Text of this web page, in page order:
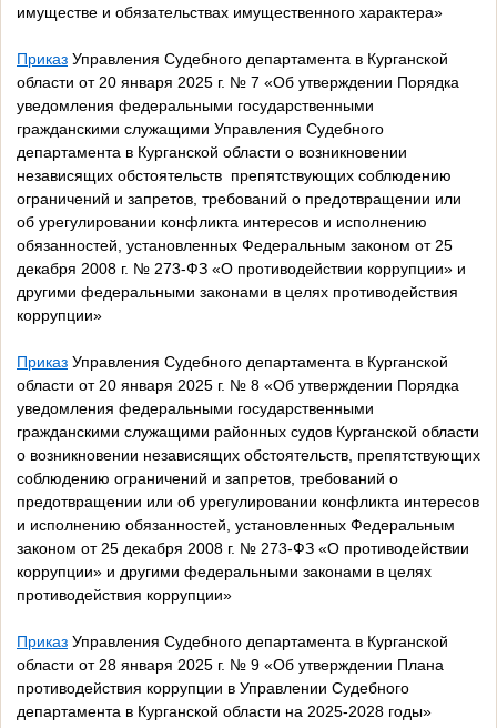
имуществе и обязательствах имущественного характера»
Приказ Управления Судебного департамента в Курганской
области от 20 января 2025 г. № 7 «Об утверждении Порядка
уведомления федеральными государственными
гражданскими служащими Управления Судебного
департамента в Курганской области о возникновении
независящих обстоятельств препятствующих соблюдению
ограничений и запретов, требований о предотвращении или
об урегулировании конфликта интересов и исполнению
обязанностей, установленных Федеральным законом от 25
декабря 2008 г. № 273-ФЗ «О противодействии коррупции» и
другими федеральными законами в целях противодействия
коррупции»
Приказ Управления Судебного департамента в Курганской
области от 20 января 2025 г. № 8 «Об утверждении Порядка
уведомления федеральными государственными
гражданскими служащими районных судов Курганской области
о возникновении независящих обстоятельств, препятствующих
соблюдению ограничений и запретов, требований о
предотвращении или об урегулировании конфликта интересов
и исполнению обязанностей, установленных Федеральным
законом от 25 декабря 2008 г. № 273-ФЗ «О противодействии
коррупции» и другими федеральными законами в целях
противодействия коррупции»
Приказ Управления Судебного департамента в Курганской
области от 28 января 2025 г. № 9 «Об утверждении Плана
противодействия коррупции в Управлении Судебного
департамента в Курганской области на 2025-2028 годы»